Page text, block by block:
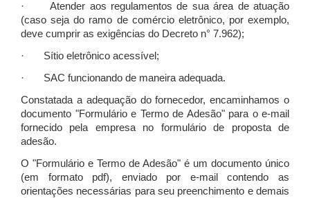
· Atender aos regulamentos de sua área de atuação
(caso seja do ramo de comércio eletrônico, por exemplo,
deve cumprir as exigências do Decreto n° 7.962);
· Sítio eletrônico acessível;
· SAC funcionando de maneira adequada.
Constatada a adequação do fornecedor, encaminhamos o
documento "Formulário e Termo de Adesão" para o e-mail
fornecido pela empresa no formulário de proposta de
adesão.
O "Formulário e Termo de Adesão" é um documento único
(em formato pdf), enviado por e-mail contendo as
orientações necessárias para seu preenchimento e demais